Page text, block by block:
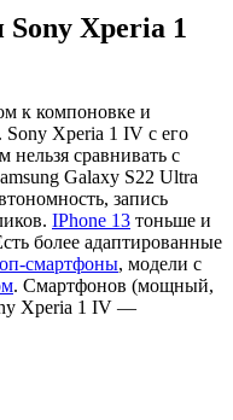
Xperia 1
к компоновке и
Xperia 1 IV с его
сравнивать с
Galaxy S22 Ultra
запись
IPhone 13 тоньше и
более адаптированные
смартфоны, модели с
. Смартфонов (мощный,
Xperia 1 IV —